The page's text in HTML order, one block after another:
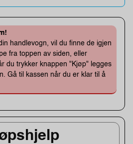
handlevogn, vil du finne de igjen
fra toppen av siden, eller
du trykker knappen "Kjøp" legges
Gå til kassen når du er klar til å